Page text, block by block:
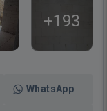
+193
WhatsApp